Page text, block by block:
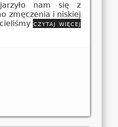
nam się z
zmęczenia i niskiej
czytaj więcej